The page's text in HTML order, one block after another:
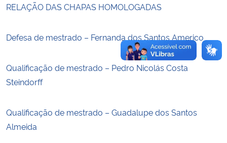
Secretaria de Governo
Gabinete de Segurança Institucional
Planalto
RELAÇÃO DAS CHAPAS HOMOLOGADAS
Defesa de mestrado – Fernanda dos Santos Americo
Qualificação de mestrado – Pedro Nicolás Costa
Steindorff
Qualificação de mestrado – Guadalupe dos Santos
Almeida